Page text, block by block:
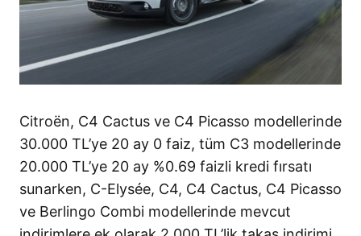
Citroën, C4 Cactus ve C4 Picasso modellerinde
30.000 TL’ye 20 ay 0 faiz, tüm C3 modellerinde
20.000 TL’ye 20 ay %0.69 faizli kredi fırsatı
sunarken, C-Elysée, C4, C4 Cactus, C4 Picasso
ve Berlingo Combi modellerinde mevcut